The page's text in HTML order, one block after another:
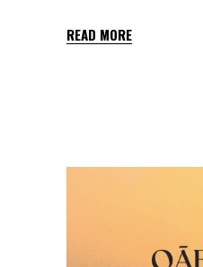
READ MORE